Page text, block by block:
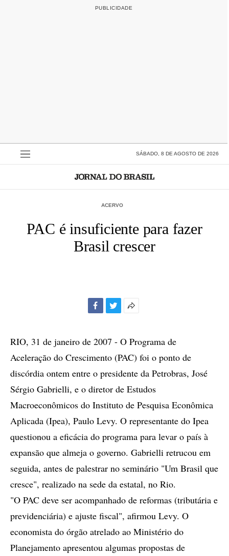
SÁBADO, 8 DE AGOSTO DE 2026
ACERVO
PAC é insuficiente para fazer
Brasil crescer
compartilhamento
RIO, 31 de janeiro de 2007 - O Programa de
Aceleração do Crescimento (PAC) foi o ponto de
discórdia ontem entre o presidente da Petrobras, José
Sérgio Gabrielli, e o diretor de Estudos
Macroeconômicos do Instituto de Pesquisa Econômica
Aplicada (Ipea), Paulo Levy. O representante do Ipea
questionou a eficácia do programa para levar o país à
expansão que almeja o governo. Gabrielli retrucou em
seguida, antes de palestrar no seminário "Um Brasil que
cresce", realizado na sede da estatal, no Rio.
"O PAC deve ser acompanhado de reformas (tributária e
previdenciária) e ajuste fiscal", afirmou Levy. O
economista do órgão atrelado ao Ministério do
Planejamento apresentou algumas propostas de